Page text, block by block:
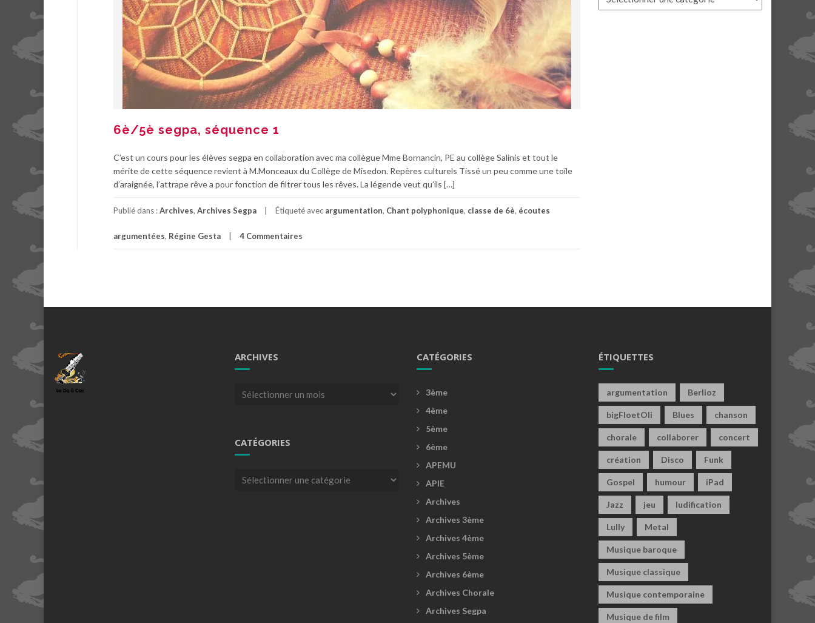
6è/5è segpa, séquence 1
C’est un cours pour les élèves segpa en collaboration avec ma collègue Mme Bornancin, PE au collège Salinis et tout le
mérite de cette séquence revient à M.Monceaux du Collège de Misedon. Repères culturels Tissé un peu comme une toile
d’araignée, l’attrape rêve a pour fonction de filtrer tous les rêves. La légende veut qu’ils […]
Publié dans :Archives, Archives Segpa Étiqueté avec argumentation, Chant polyphonique, classe de 6è, écoutes
argumentées, Régine Gesta 4 Commentaires
ARCHIVES
Archives
CATÉGORIES
Catégories
CATÉGORIES
3ème
4ème
5ème
6ème
APEMU
APIE
Archives
Archives 3ème
Archives 4ème
Archives 5ème
Archives 6ème
Archives Chorale
Archives Segpa
ÉTIQUETTES
argumentation Berlioz
bigFloetOli Blues chanson
chorale collaborer concert
création Disco Funk
Gospel humour iPad
Jazz jeu ludification
Lully Metal
Musique baroque
Musique classique
Musique contemporaine
Musique de film